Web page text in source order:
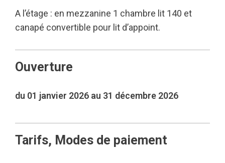
A l’étage : en mezzanine 1 chambre lit 140 et
canapé convertible pour lit d’appoint.
Ouverture
du 01 janvier 2026 au 31 décembre 2026
Tarifs, Modes de paiement